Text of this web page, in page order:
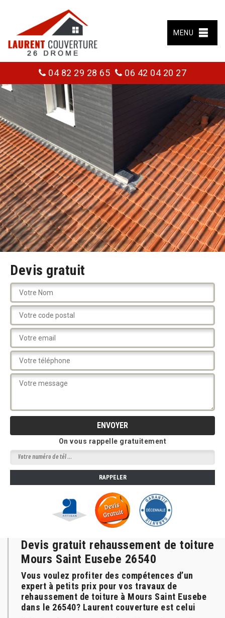
MENU
04 82 29 28 65 06 42 04 20 27
Devis gratuit
On vous rappelle gratuitement
Devis gratuit rehaussement de toiture
Mours Saint Eusebe 26540
Vous voulez profiter des compétences d’un
expert à petits prix pour vos travaux de
rehaussement de toiture à Mours Saint Eusebe
dans le 26540? Laurent couverture est celui